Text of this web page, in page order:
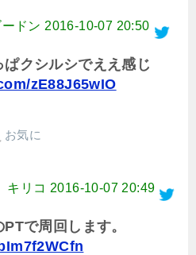
ドン 2016-10-07 20:50
クシルシでええ感じ
zE88J65wIO
お気に
キリコ 2016-10-07 20:49
で周回します。